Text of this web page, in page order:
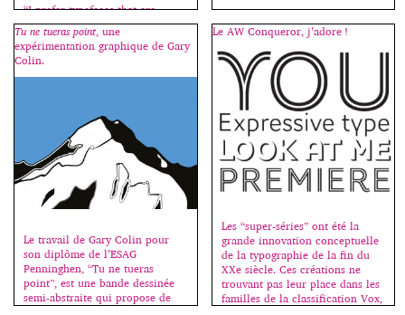
“I prefer typefaces that are
uneasy… imper­fect… like jazz.
It’s more believ­able.”
tenter de définir son identité, il
nommer son format, afin
d’esquisser son allure générale.
Le choix du format crée un
rapport d’échelle, une relation
entre le corps et l’objet. Avant
l’imprimerie, la lecture se fait
souvent en “face à face” : le
livre, souvent […]
Tu ne tueras point, une
expérimentation graphique de Gary
Colin.
Le travail de Gary Colin pour
son diplôme de l’ESAG
Penninghen, “Tu ne tueras
point”, est une bande dessinée
semi-abstraite qui propose de
Le AW Conqueror, j’adore !
Les “super-séries” ont été la
grande innovation conceptuelle
de la typographie de la fin du
XXe siècle. Ces créations ne
trouvant pas leur place dans les
familles de la classification Vox,